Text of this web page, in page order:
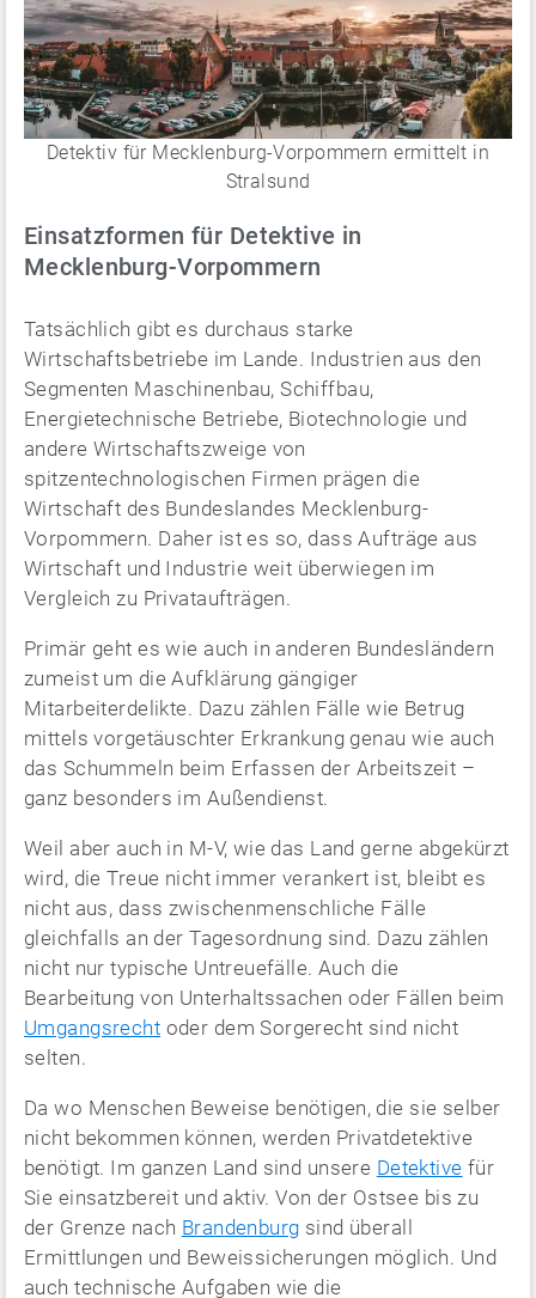
Detektiv für Mecklenburg-Vorpommern ermittelt in
Stralsund
Einsatzformen für Detektive in
Mecklenburg-Vorpommern
Tatsächlich gibt es durchaus starke
Wirtschaftsbetriebe im Lande. Industrien aus den
Segmenten Maschinenbau, Schiffbau,
Energietechnische Betriebe, Biotechnologie und
andere Wirtschaftszweige von
spitzentechnologischen Firmen prägen die
Wirtschaft des Bundeslandes Mecklenburg-
Vorpommern. Daher ist es so, dass Aufträge aus
Wirtschaft und Industrie weit überwiegen im
Vergleich zu Privataufträgen.
Primär geht es wie auch in anderen Bundesländern
zumeist um die Aufklärung gängiger
Mitarbeiterdelikte. Dazu zählen Fälle wie Betrug
mittels vorgetäuschter Erkrankung genau wie auch
das Schummeln beim Erfassen der Arbeitszeit –
ganz besonders im Außendienst.
Weil aber auch in M-V, wie das Land gerne abgekürzt
wird, die Treue nicht immer verankert ist, bleibt es
nicht aus, dass zwischenmenschliche Fälle
gleichfalls an der Tagesordnung sind. Dazu zählen
nicht nur typische Untreuefälle. Auch die
Bearbeitung von Unterhaltssachen oder Fällen beim
Umgangsrecht oder dem Sorgerecht sind nicht
selten.
Da wo Menschen Beweise benötigen, die sie selber
nicht bekommen können, werden Privatdetektive
benötigt. Im ganzen Land sind unsere Detektive für
Sie einsatzbereit und aktiv. Von der Ostsee bis zu
der Grenze nach Brandenburg sind überall
Ermittlungen und Beweissicherungen möglich. Und
auch technische Aufgaben wie die